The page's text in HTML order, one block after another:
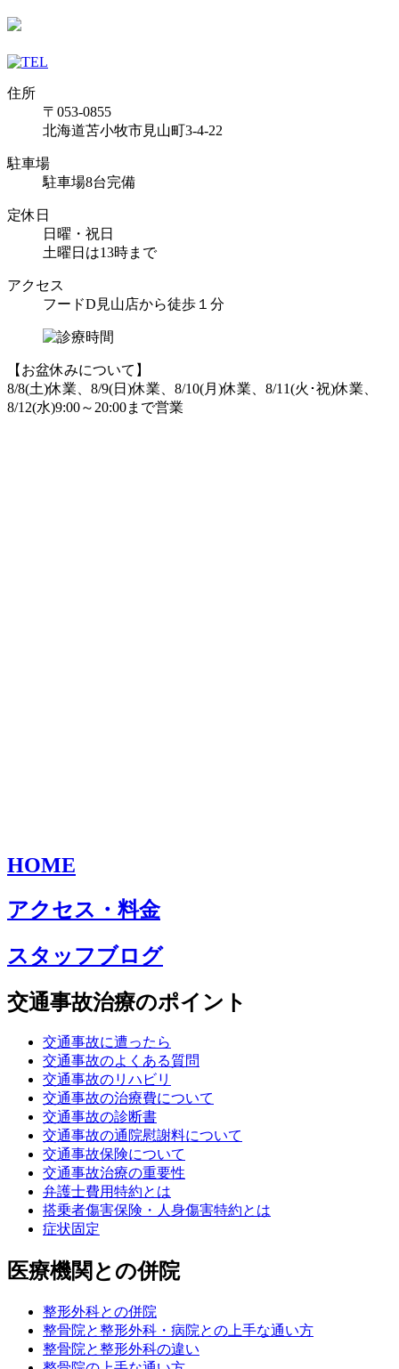
住所
〒053-0855
北海道苫小牧市見山町3-4-22
駐車場
駐車場8台完備
定休日
日曜・祝日
土曜日は13時まで
アクセス
フードD見山店から徒歩１分
【お盆休みについて】
8/8(土)休業、8/9(日)休業、8/10(月)休業、8/11(火･祝)休業、
8/12(水)9:00～20:00まで営業
HOME
アクセス・料金
スタッフブログ
交通事故治療のポイント
交通事故に遭ったら
交通事故のよくある質問
交通事故のリハビリ
交通事故の治療費について
交通事故の診断書
交通事故の通院慰謝料について
交通事故保険について
交通事故治療の重要性
弁護士費用特約とは
搭乗者傷害保険・人身傷害特約とは
症状固定
医療機関との併院
整形外科との併院
整骨院と整形外科・病院との上手な通い方
整骨院と整形外科の違い